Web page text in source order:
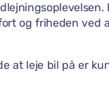
og friheden ved
at leje bil på er